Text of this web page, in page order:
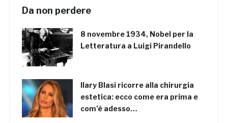
Da non perdere
8 novembre 1934, Nobel per la
Letteratura a Luigi Pirandello
Ilary Blasi ricorre alla chirurgia
estetica: ecco come era prima e
com’è adesso…